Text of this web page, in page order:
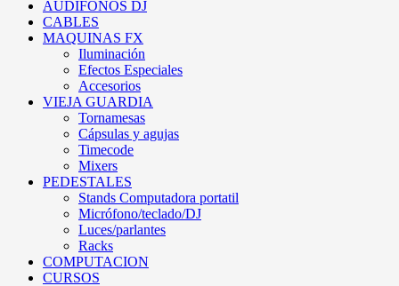
AUDIFONOS DJ
CABLES
MAQUINAS FX
Iluminación
Efectos Especiales
Accesorios
VIEJA GUARDIA
Tornamesas
Cápsulas y agujas
Timecode
Mixers
PEDESTALES
Stands Computadora portatil
Micrófono/teclado/DJ
Luces/parlantes
Racks
COMPUTACION
CURSOS